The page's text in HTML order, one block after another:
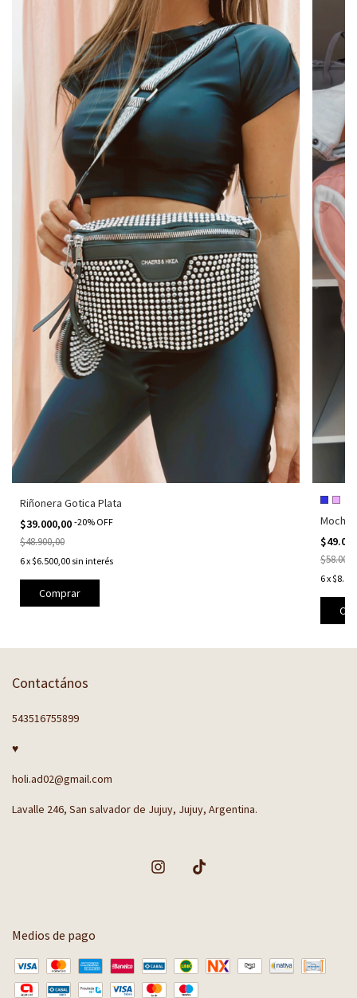
Riñonera Gotica Plata
$39.000,00 -20% OFF
$48.900,00
6x$6.500,00sin interés
6x
Contactános
543516755899
♥
holi.ad02@gmail.com
Lavalle 246, San salvador de Jujuy, Jujuy, Argentina.
Medios de pago